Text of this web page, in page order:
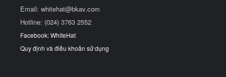
Email: whitehat@bkav.com
Hotline: (024) 3763 2552
Facebook: WhiteHat
Quy định và điều khoản sử dụng